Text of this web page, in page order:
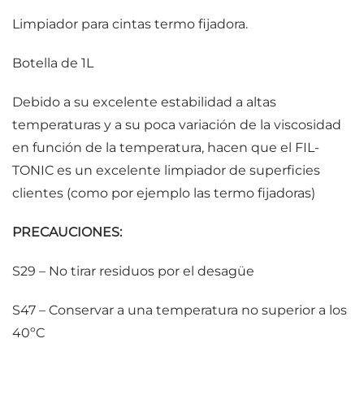
Limpiador para cintas termo fijadora.
Botella de 1L
Debido a su excelente estabilidad a altas
temperaturas y a su poca variación de la viscosidad
en función de la temperatura, hacen que el FIL-
TONIC es un excelente limpiador de superficies
clientes (como por ejemplo las termo fijadoras)
PRECAUCIONES:
S29 – No tirar residuos por el desagüe
S47 – Conservar a una temperatura no superior a los
40ºC